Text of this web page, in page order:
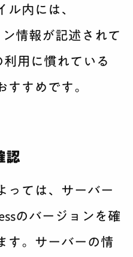
ル内には、
情報が記述されて
利用に慣れている
すすめです。
認
っては、サーバー
のバージョンを確
す。サーバーの情